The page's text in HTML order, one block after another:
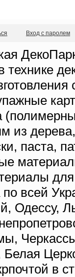
Вход с паролем
технике
из
паста,
по всей
Одессу,
в